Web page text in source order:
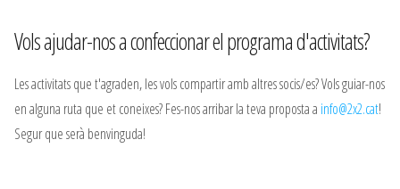
Vols ajudar-nos a confeccionar el programa d'activitats?
Les activitats que t'agraden, les vols compartir amb altres socis/es? Vols guiar-nos
en alguna ruta que et coneixes? Fes-nos arribar la teva proposta a info@2x2.cat!
Segur que serà benvinguda!